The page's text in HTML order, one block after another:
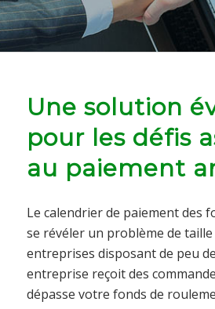
Une solution
pour les défis
au paiement
Le calendrier de paiement des
se révéler un problème de
entreprises disposant de peu
entreprise reçoit des
dépasse votre fonds de